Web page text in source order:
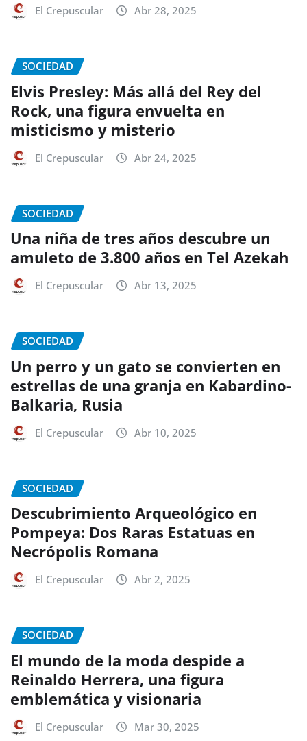
El Crepuscular Abr 28, 2025
SOCIEDAD
Elvis Presley: Más allá del Rey del
Rock, una figura envuelta en
misticismo y misterio
El Crepuscular Abr 24, 2025
SOCIEDAD
Una niña de tres años descubre un
amuleto de 3.800 años en Tel Azekah
El Crepuscular Abr 13, 2025
SOCIEDAD
Un perro y un gato se convierten en
estrellas de una granja en Kabardino-
Balkaria, Rusia
El Crepuscular Abr 10, 2025
SOCIEDAD
Descubrimiento Arqueológico en
Pompeya: Dos Raras Estatuas en
Necrópolis Romana
El Crepuscular Abr 2, 2025
SOCIEDAD
El mundo de la moda despide a
Reinaldo Herrera, una figura
emblemática y visionaria
El Crepuscular Mar 30, 2025